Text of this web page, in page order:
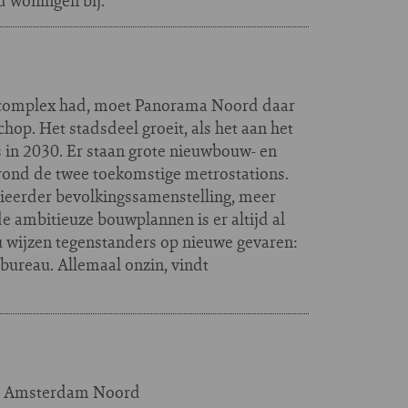
had, moet Panorama Noord daar
Het stadsdeel groeit, als het aan het
2030. Er staan grote nieuwbouw- en
de twee toekomstige metrostations.
bevolkingssamenstelling, meer
ambitieuze bouwplannen is er altijd al
tegenstanders op nieuwe gevaren:
Allemaal onzin, vindt
Amsterdam Noord